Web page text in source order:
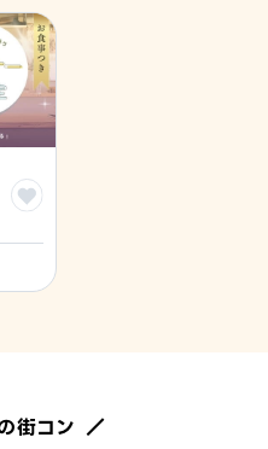
街コン ／